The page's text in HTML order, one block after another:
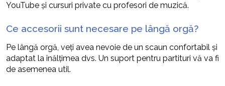
YouTube și cursuri private cu profesori de muzică.
Ce accesorii sunt necesare pe lângă orgă?
Pe lângă orgă, veți avea nevoie de un scaun confortabil și
adaptat la înălțimea dvs. Un suport pentru partituri vă va fi
de asemenea util.